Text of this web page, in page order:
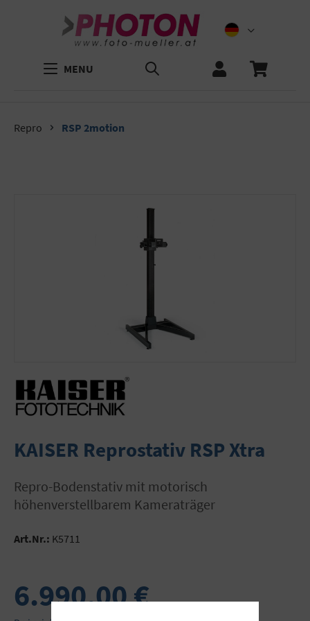
MENU
Repro RSP 2motion
KAISER Reprostativ RSP Xtra
Repro-Bodenstativ mit motorisch
höhenverstellbarem Kameraträger
Art.Nr.: K5711
6.990,00 €